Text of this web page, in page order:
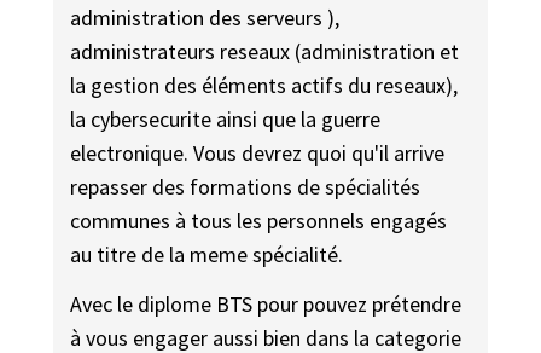
administration des serveurs ),
administrateurs reseaux (administration et
la gestion des éléments actifs du reseaux),
la cybersecurite ainsi que la guerre
electronique. Vous devrez quoi qu'il arrive
repasser des formations de spécialités
communes à tous les personnels engagés
au titre de la meme spécialité.
Avec le diplome BTS pour pouvez prétendre
à vous engager aussi bien dans la categorie